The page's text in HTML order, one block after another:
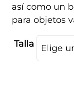
así como un
para objetos
Talla